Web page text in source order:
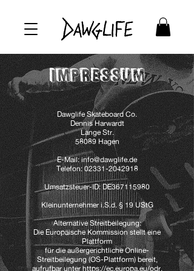
IMPRESSUM
Dawglife Skateboard Co.
Dennis Harwardt
Lange Str.
58089 Hagen
E-Mail:info@dawglife.de
Telefon:02331-2042918
Umsatzsteuer-ID: DE367115980
Kleinunternehmer i.S.d. § 19 UStG
Alternative Streitbeilegung:
Die Europäische Kommission stellt eine
Plattform
für die außergerichtliche Online-
Streitbeilegung (OS-Plattform) bereit,
aufrufbar unterhttps://ec.europa.eu/odr.